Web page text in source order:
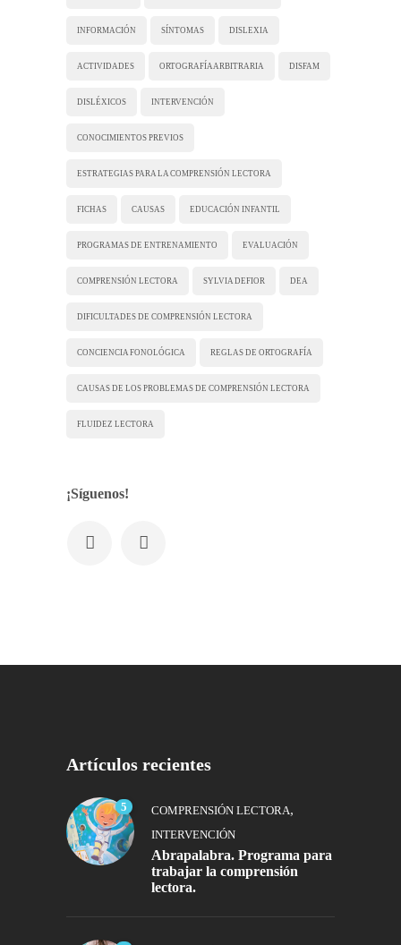
INFORMACIÓN SÍNTOMAS DISLEXIA
ACTIVIDADES ORTOGRAFÍA ARBITRARIA DISFAM
DISLÉXICOS INTERVENCIÓN
CONOCIMIENTOS PREVIOS
ESTRATEGIAS PARA LA COMPRENSIÓN LECTORA
FICHAS CAUSAS EDUCACIÓN INFANTIL
PROGRAMAS DE ENTRENAMIENTO EVALUACIÓN
COMPRENSIÓN LECTORA SYLVIA DEFIOR DEA
DIFICULTADES DE COMPRENSIÓN LECTORA
CONCIENCIA FONOLÓGICA REGLAS DE ORTOGRAFÍA
CAUSAS DE LOS PROBLEMAS DE COMPRENSIÓN LECTORA
FLUIDEZ LECTORA
¡Síguenos!
Artículos recientes
5 COMPRENSIÓN LECTORA,
INTERVENCIÓN
Abrapalabra. Programa para
trabajar la comprensión
lectora.